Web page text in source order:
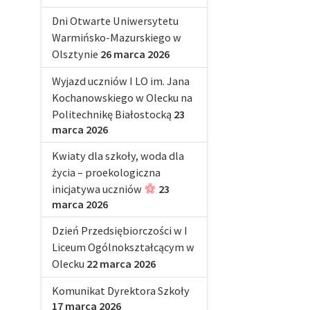
Dni Otwarte Uniwersytetu
Warmińsko-Mazurskiego w
Olsztynie 26 marca 2026
Wyjazd uczniów I LO im. Jana
Kochanowskiego w Olecku na
Politechnikę Białostocką 23
marca 2026
Kwiaty dla szkoły, woda dla
życia – proekologiczna
inicjatywa uczniów
23
marca 2026
Dzień Przedsiębiorczości w I
Liceum Ogólnokształcącym w
Olecku 22 marca 2026
Komunikat Dyrektora Szkoły
17 marca 2026